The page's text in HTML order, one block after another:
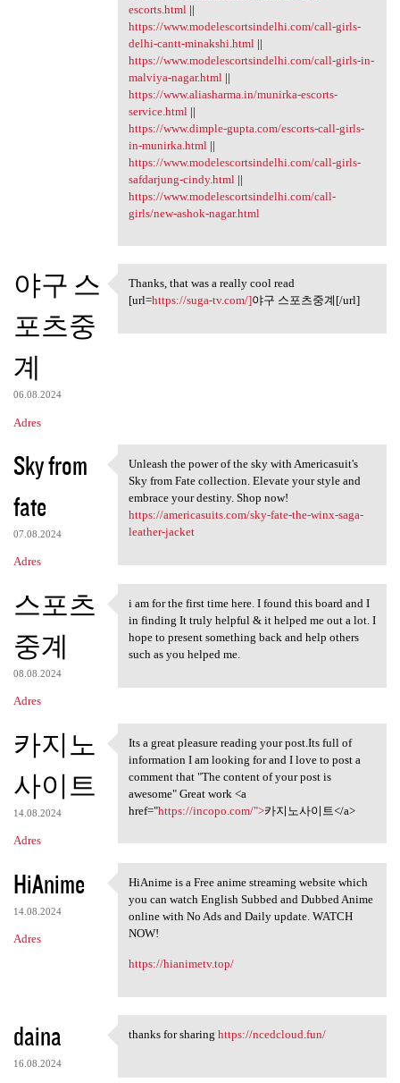
escorts.html ||
https://www.modelescortsindelhi.com/call-girls-
delhi-cantt-minakshi.html ||
https://www.modelescortsindelhi.com/call-girls-in-
malviya-nagar.html ||
https://www.aliasharma.in/munirka-escorts-
service.html ||
https://www.dimple-gupta.com/escorts-call-girls-
in-munirka.html ||
https://www.modelescortsindelhi.com/call-girls-
safdarjung-cindy.html ||
https://www.modelescortsindelhi.com/call-
girls/new-ashok-nagar.html
야구 스
포츠중
계
06.08.2024
Adres
Thanks, that was a really
Thanks, that was a really cool read
[url=https://suga-tv.com/]야구 스포츠중계[/url]
Sky from
fate
07.08.2024
Adres
Unleash the power of the sky
Unleash the power of the sky with Americasuit's
Sky from Fate collection. Elevate your style and
embrace your destiny. Shop now!
https://americasuits.com/sky-fate-the-winx-saga-
leather-jacket
스포츠
중계
08.08.2024
Adres
i am for the first time here.
i am for the first time here. I found this board and I
in finding It truly helpful & it helped me out a lot. I
hope to present something back and help others
such as you helped me.
카지노
사이트
14.08.2024
Adres
Its a great pleasure reading
Its a great pleasure reading your post.Its full of
information I am looking for and I love to post a
comment that "The content of your post is
awesome" Great work <a
href="https://incopo.com/">카지노사이트</a>
HiAnime
14.08.2024
Adres
HiAnime is a Free anime
HiAnime is a Free anime streaming website which
you can watch English Subbed and Dubbed Anime
online with No Ads and Daily update. WATCH
NOW!
https://hianimetv.top/
daina
16.08.2024
thanks for sharing https:/
thanks for sharing https://ncedcloud.fun/